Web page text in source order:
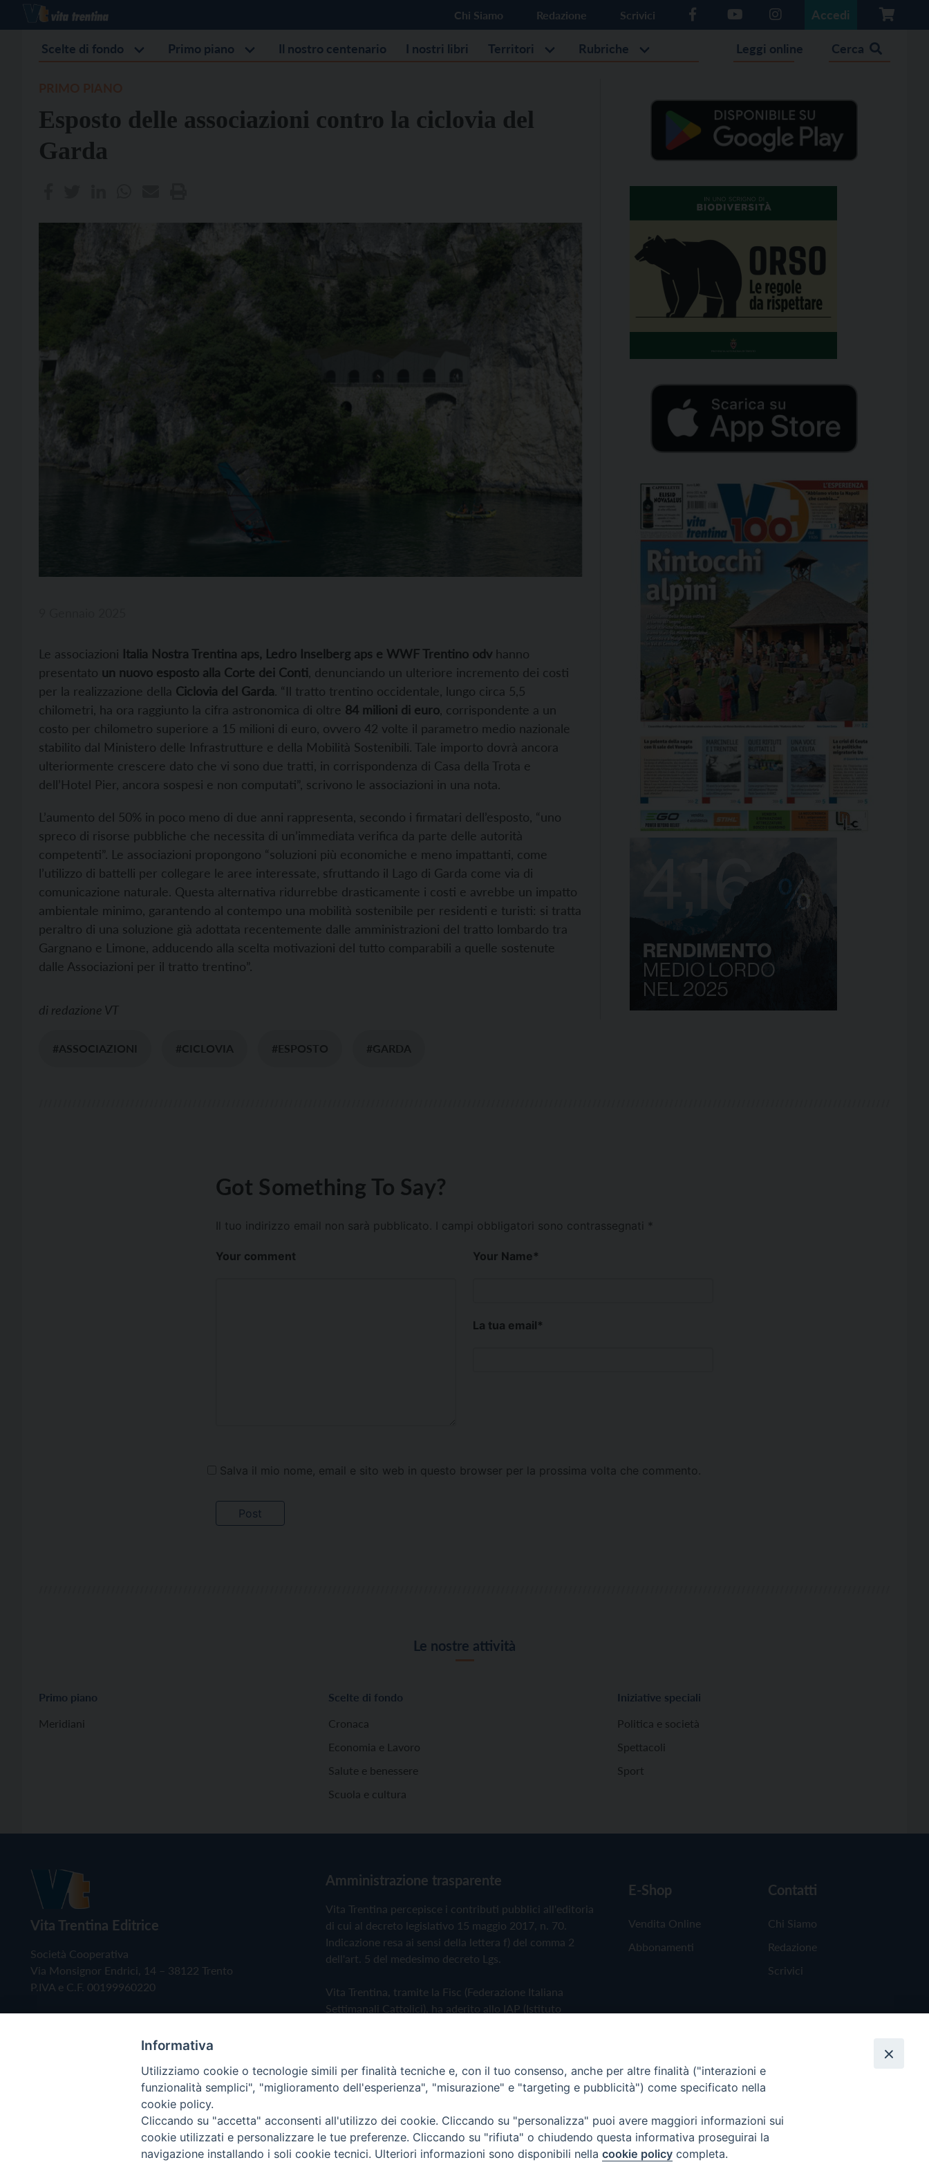
Chi Siamo Redazione Scrivici Accedi
Scelte di fondo Primo piano Il nostro centenario I nostri libri Territori Rubriche Leggi online Cerca
Esposto delle associazioni contro la ciclovia del
Garda
Le associazioni Italia Nostra Trentina aps, Ledro Inselberg aps e WWF Trentino odv hanno
presentato un nuovo esposto alla Corte dei Conti , denunciando un ulteriore incremento dei costi
per la realizzazione della Ciclovia del Garda. “Il tratto trentino occidentale, lungo circa 5,5
chilometri, ha ora raggiunto la cifra astronomica di oltre 84 milioni di euro , corrispondente a un
costo per chilometro superiore a 15 milioni di euro, ovvero 42 volte il parametro medio nazionale
stabilito dal Ministero delle Infrastrutture e della Mobilità Sostenibili. Tale importo dovrà ancora
ulteriormente crescere dato che vi sono due tratti, in corrispondenza di Casa della Trota e
dell’Hotel Pier, ancora sospesi e non computati”, scrivono le associazioni in una nota.
L’aumento del 50% in poco meno di due anni rappresenta, secondo i firmatari dell’esposto, “uno
spreco di risorse pubbliche che necessita di un’immediata verifica da parte delle autorità
competenti”. Le associazioni propongono “soluzioni più economiche e meno impattanti, come
l’utilizzo di battelli per collegare le aree interessate, sfruttando il Lago di Garda come via di
comunicazione naturale. Questa alternativa ridurrebbe drasticamente i costi e avrebbe un impatto
ambientale minimo, garantendo al contempo una mobilità sostenibile per residenti e turisti: si tratta
peraltro di una soluzione già adottata recentemente dalle amministrazioni del tratto lombardo tra
Gargnano e Limone, adducendo alla scelta motivazioni del tutto comparabili a quelle sostenute
dalle Associazioni per il tratto trentino”.
di redazione VT
#ASSOCIAZIONI #CICLOVIA #ESPOSTO #GARDA
Got Something To Say?
Il tuo indirizzo email non sarà pubblicato. I campi obbligatori sono contrassegnati *
Your comment Your Name*
La tua email*
Salva il mio nome, email e sito web in questo browser per la prossima volta che commento.
Le nostre attività
Primo piano
Meridiani
Scelte di fondo
Cronaca
Economia e Lavoro
Salute e benessere
Scuola e cultura
Iniziative speciali
Politica e società
Spettacoli
Sport
Vita Trentina Editrice
Società Cooperativa
Via Monsignor Endrici, 14 – 38122 Trento
P.IVA e C.F. 00199960220
Amministrazione trasparente
Vita Trentina percepisce i contributi pubblici all'editoria
di cui al decreto legislativo 15 maggio 2017, n. 70.
Indicazione resa ai sensi della lettera f) del comma 2
dell'art. 5 del medesimo decreto Lgs.
Vita Trentina, tramite la Fisc (Federazione Italiana
Settimanali Cattolici), ha aderito allo IAP (Istituto
Privacy Policy Cookie Policy
E-Shop
Vendita Online
Abbonamenti
Contatti
Chi Siamo
Redazione
Scrivici
Copyright © 2019 - Tutti i diritti riservati - Vita Trentina Editrice
Informativa
Utilizziamo cookie o tecnologie simili per finalità tecniche e, con il tuo consenso, anche per altre finalità ("interazioni e
funzionalità semplici", "miglioramento dell'esperienza", "misurazione" e "targeting e pubblicità") come specificato nella
cookie policy.
Cliccando su "accetta" acconsenti all'utilizzo dei cookie. Cliccando su "personalizza" puoi avere maggiori informazioni sui
cookie utilizzati e personalizzare le tue preferenze. Cliccando su "rifiuta" o chiudendo questa informativa proseguirai la
navigazione installando i soli cookie tecnici. Ulteriori informazioni sono disponibili nella cookie policy completa.